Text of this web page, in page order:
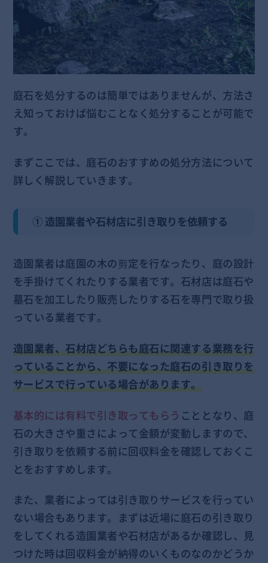
庭石を処分するのは簡単ではありませんが、方法さ
え知っておけば悩むことなく処分することが可能で
す。
まずここでは、庭石のおすすめの処分方法について
詳しく解説していきます。
① 造園業者や石材店に引き取りを依頼する
造園業者は庭園の木の剪定を行なったり、庭の設計
を手掛けてくれたりする業者です。石材店は庭石や
墓石を加工したり販売したりする石を専門で取り扱
っている業者です。
造園業者、石材店どちらも庭石に関連する業務を行
っていることから、不要になった庭石の引き取りを
サービスで行っている場合があります。
基本的には有料で引き取ってもらう こととなり、庭
石の大きさや重さによって金額が変動しますので、
引き取りを依頼する前に回収料金を確認しておくこ
とをおすすめします。
また、業者によっては引き取りサービスを行ってい
ない場合もあります。まずは近場に庭石の引き取り
をしてくれる造園業者や石材店があるか確認し、見
つけた時は回収料金が納得のいくものなのかどうか